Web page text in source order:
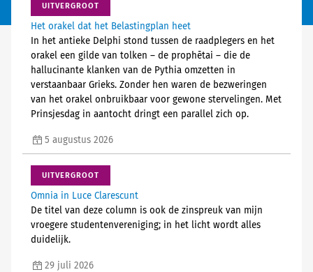
UITVERGROOT
Het orakel dat het Belastingplan heet
In het antieke Delphi stond tussen de raadplegers en het
orakel een gilde van tolken – de prophētai – die de
hallucinante klanken van de Pythia omzetten in
verstaanbaar Grieks. Zonder hen waren de bezweringen
van het orakel onbruikbaar voor gewone stervelingen. Met
Prinsjesdag in aantocht dringt een parallel zich op.
5 augustus 2026
UITVERGROOT
Omnia in Luce Clarescunt
De titel van deze column is ook de zinspreuk van mijn
vroegere studentenvereniging; in het licht wordt alles
duidelijk.
29 juli 2026